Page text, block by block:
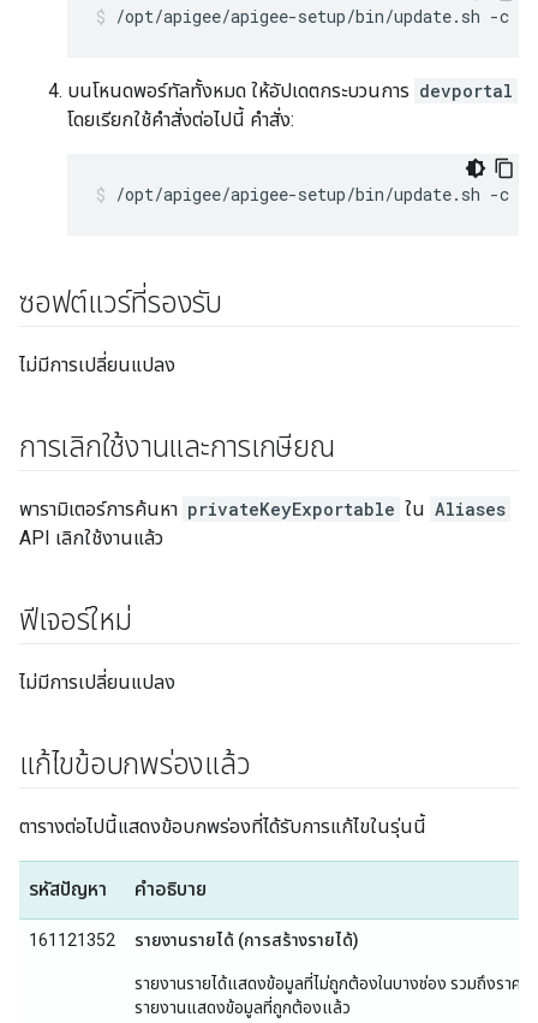
/opt/apigee/apigee-setup/bin/update.sh -c
บนโหนดพอร์ทัลทั้งหมด ให้อัปเดตกระบวนการ devportal
โดยเรียกใช้คำสั่งต่อไปนี้ คำสั่ง:
/opt/apigee/apigee-setup/bin/update.sh -c
ซอฟต์แวร์ที่รองรับ
ไม่มีการเปลี่ยนแปลง
การเลิกใช้งานและการเกษียณ
พารามิเตอร์การค้นหา privateKeyExportable ใน Aliases
API เลิกใช้งานแล้ว
ฟีเจอร์ใหม่
ไม่มีการเปลี่ยนแปลง
แก้ไขข้อบกพร่องแล้ว
ตารางต่อไปนี้แสดงข้อบกพร่องที่ได้รับการแก้ไขในรุ่นนี้
รหัสปัญหา คำอธิบาย
161121352 รายงานรายได้ (การสร้างรายได้)
รายงานรายได้แสดงข้อมูลที่ไม่ถูกต้องในบางช่อง รวมถึงราค
รายงานแสดงข้อมูลที่ถูกต้องแล้ว